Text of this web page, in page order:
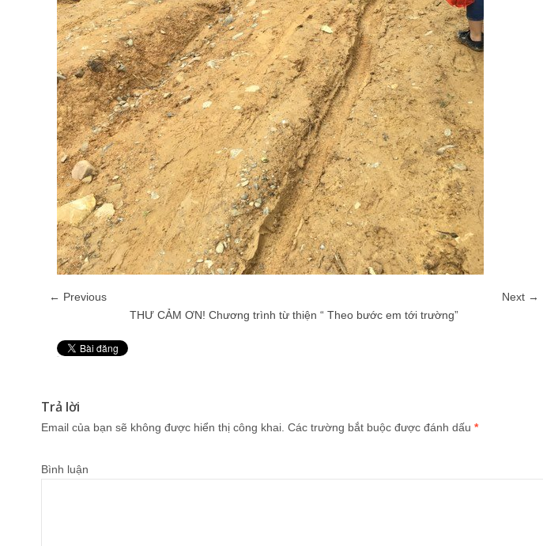
← Previous
Next →
THƯ CẢM ƠN! Chương trình từ thiện “ Theo bước em tới trường”
Trả lời
Email của bạn sẽ không được hiển thị công khai. Các trường bắt buộc được đánh dấu *
Bình luận